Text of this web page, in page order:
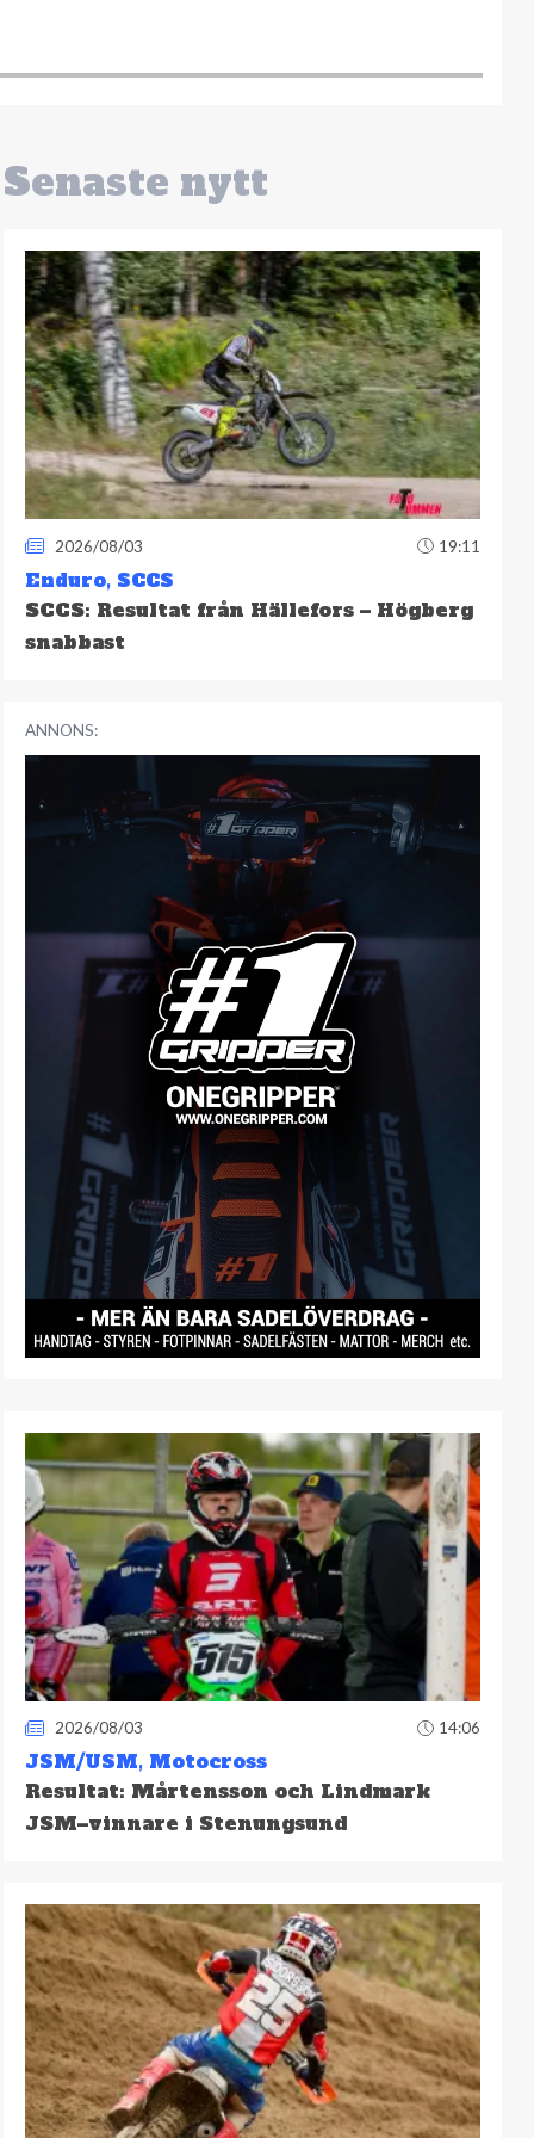
Senaste nytt
2026/08/03 19:11
Enduro, SCCS
SCCS: Resultat från Hällefors – Högberg
snabbast
ANNONS:
2026/08/03 14:06
JSM/USM, Motocross
Resultat: Mårtensson och Lindmark
JSM–vinnare i Stenungsund